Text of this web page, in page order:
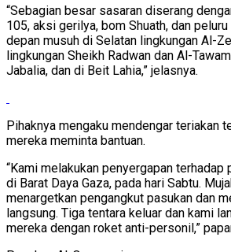
“Sebagian besar sasaran diserang
105, aksi gerilya, bom Shuath, dan
depan musuh di Selatan lingkungan Al-
lingkungan Sheikh Radwan dan Al-
Jabalia, dan di Beit Lahia,” jelasnya.
Pihaknya mengaku mendengar teriakan
mereka meminta bantuan.
“Kami melakukan penyergapan terhadap
di Barat Daya Gaza, pada hari Sabtu.
menargetkan pengangkut pasukan dan
langsung. Tiga tentara keluar dan kami
mereka dengan roket anti-personil,”